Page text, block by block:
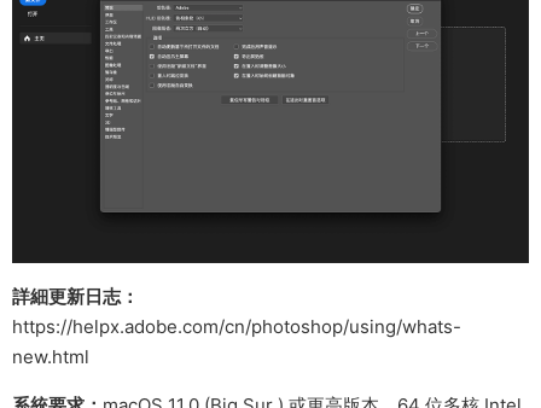
詳細更新日志：
https://helpx.adobe.com/cn/photoshop/using/whats-
new.html